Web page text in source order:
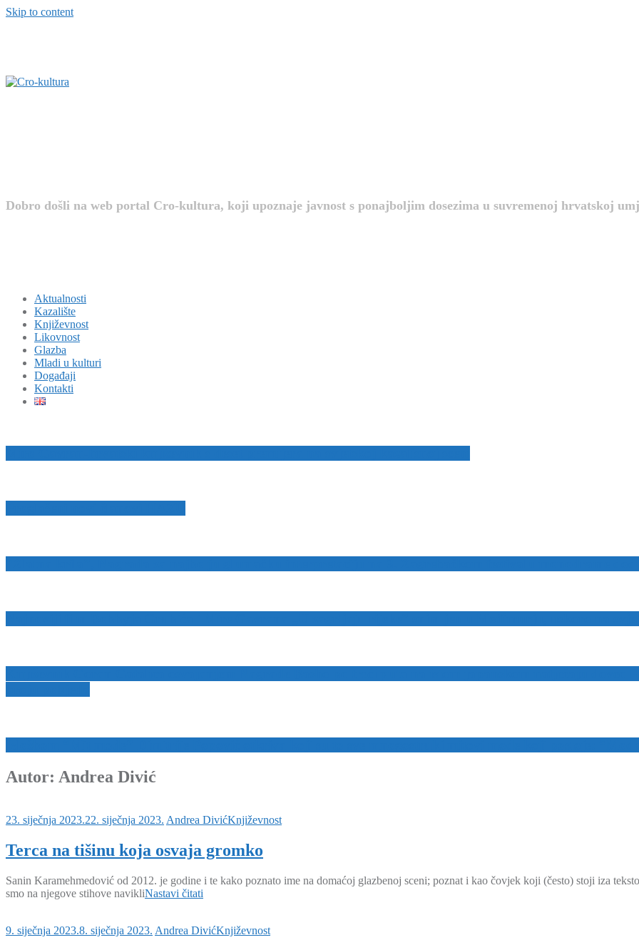
Skip to content
Dobro došli na web portal Cro-kultura, koji upoznaje javnost s ponajboljim dosezima u suvremenoj hrvatskoj
Aktualnosti
Kazalište
Književnost
Likovnost
Glazba
Mladi u kulturi
Događaji
Kontakti
Autor: Andrea Divić
23. siječnja 2023.22. siječnja 2023. Andrea DivićKnjiževnost
Terca na tišinu koja osvaja gromko
Sanin Karamehmedović od 2012. je godine i te kako poznato ime na domaćoj glazbenoj sceni; poznat i kao čovjek koji (često) stoji iza
smo na njegove stihove navikliNastavi čitati
9. siječnja 2023.8. siječnja 2023. Andrea DivićKnjiževnost